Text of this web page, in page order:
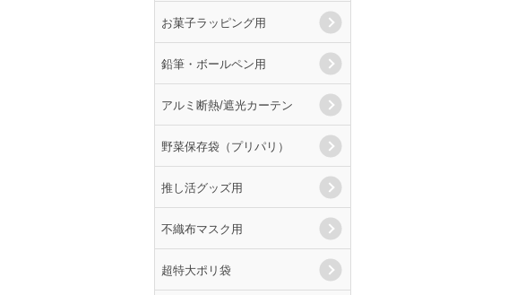
お菓子ラッピング用
鉛筆・ボールペン用
アルミ断熱/遮光カーテン
野菜保存袋（プリパリ）
推し活グッズ用
不織布マスク用
超特大ポリ袋